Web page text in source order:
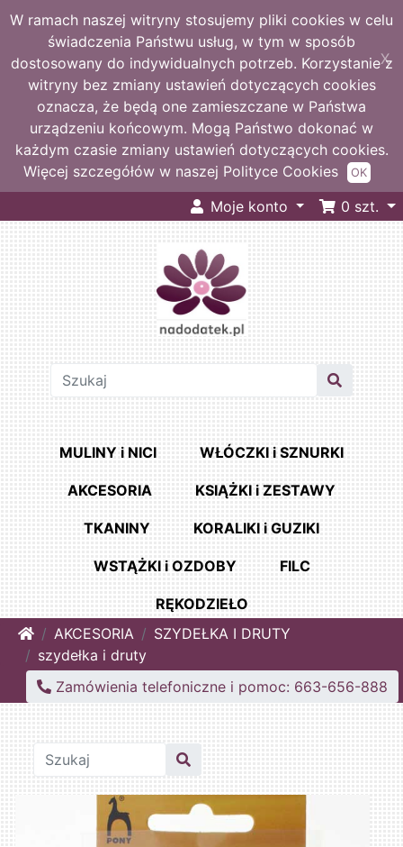
W ramach naszej witryny stosujemy pliki cookies w celu
świadczenia Państwu usług, w tym w sposób
dostosowany do indywidualnych potrzeb. Korzystanie z
witryny bez zmiany ustawień dotyczących cookies
oznacza, że będą one zamieszczane w Państwa
urządzeniu końcowym. Mogą Państwo dokonać w
każdym czasie zmiany ustawień dotyczących cookies.
Więcej szczegółów w naszej Polityce Cookies
X
OK
Moje konto 0 szt.
MULINY i NICI WŁÓCZKI i SZNURKI
AKCESORIA KSIĄŻKI i ZESTAWY
TKANINY KORALIKI i GUZIKI
WSTĄŻKI i OZDOBY FILC
RĘKODZIEŁO
HomeAKCESORIA
SZYDEŁKA I DRUTY
szydełka i druty
Zamówienia telefoniczne i pomoc: 663-656-888